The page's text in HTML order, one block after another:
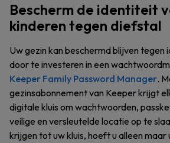
Bescherm de identiteit
kinderen tegen diefstal
Uw gezin kan beschermd blijven
door te investeren in een
Keeper Family Password Manager.
gezinsabonnement van Keeper krijgt
digitale kluis om wachtwoorden,
veilige en versleutelde locatie op te
krijgen tot uw kluis, hoeft u alleen maar